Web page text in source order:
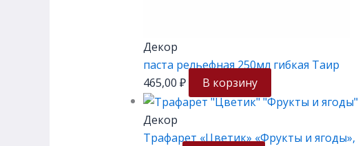
Декор
паста рельефная 250мл гибкая Таир
465,00 ₽ В корзину
Декор
Трафарет «Цветик» «Фрукты и ягоды»,